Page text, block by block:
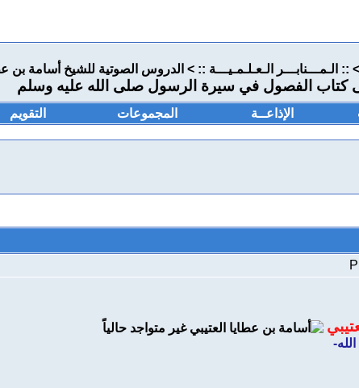
> :: الـمـــنابـــر الـعـلـمـيـــة :: > الدروس الصوتية للشيخ أسامة بن
كتاب الفصول في سيرة الرسول صلى الله عليه وسلم
الإذاعــة المجموعات التقويم